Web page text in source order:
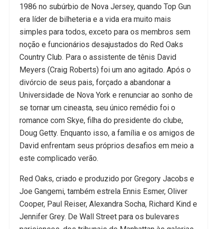
1986 no subúrbio de Nova Jersey, quando Top Gun
era líder de bilheteria e a vida era muito mais
simples para todos, exceto para os membros sem
noção e funcionários desajustados do Red Oaks
Country Club. Para o assistente de tênis David
Meyers (Craig Roberts) foi um ano agitado. Após o
divórcio de seus pais, forçado a abandonar a
Universidade de Nova York e renunciar ao sonho de
se tornar um cineasta, seu único remédio foi o
romance com Skye, filha do presidente do clube,
Doug Getty. Enquanto isso, a família e os amigos de
David enfrentam seus próprios desafios em meio a
este complicado verão.
Red Oaks, criado e produzido por Gregory Jacobs e
Joe Gangemi, também estrela Ennis Esmer, Oliver
Cooper, Paul Reiser, Alexandra Socha, Richard Kind e
Jennifer Grey. De Wall Street para os bulevares